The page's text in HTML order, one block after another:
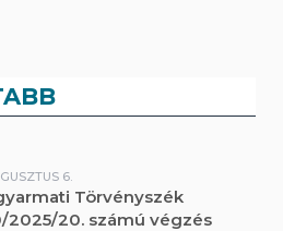
6.
Törvényszék
2025/20. számú végzés